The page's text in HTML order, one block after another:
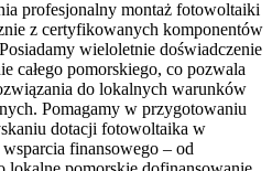
profesjonalny montaż fotowoltaiki
z certyfikowanych komponentów
wieloletnie doświadczenie
całego pomorskiego, co pozwala
do lokalnych warunków
Pomagamy w przygotowaniu
dotacji fotowoltaika w
finansowego – od